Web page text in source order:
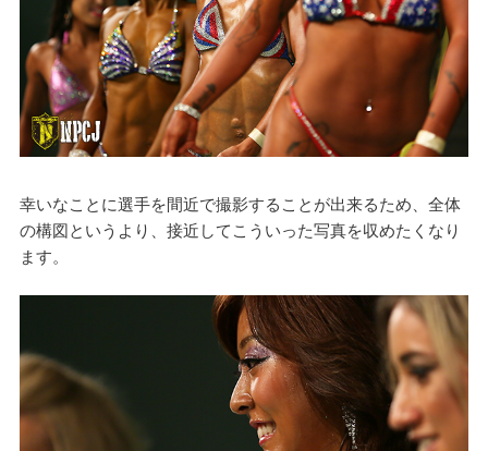
幸いなことに選手を間近で撮影することが出来るため、全体
の構図というより、接近してこういった写真を収めたくなり
ます。